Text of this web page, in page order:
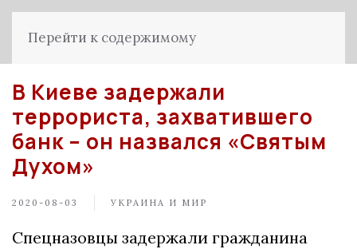
Перейти к содержимому
В Киеве задержали
террориста, захватившего
банк – он назвался «Святым
Духом»
2020-08-03 УКРАИНА И МИР
Спецназовцы задержали гражданина